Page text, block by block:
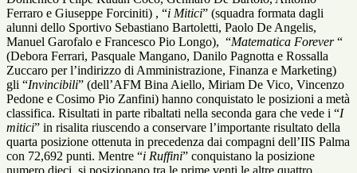
Ferraro e Giuseppe Forciniti) , “i Mitici” (squadra formata dagli
alunni dello Sportivo Sebastiano Bartoletti, Paolo De Angelis,
Manuel Garofalo e Francesco Pio Longo), “Matematica Forever“
(Debora Ferrari, Pasquale Mangano, Danilo Pagnotta e Rossalla
Zuccaro per l’indirizzo di Amministrazione, Finanza e Marketing)
gli “Invincibili” (dell’AFM Bina Aiello, Miriam De Vico, Vincenzo
Pedone e Cosimo Pio Zanfini) hanno conquistato le posizioni a metà
classifica. Risultati in parte ribaltati nella seconda gara che vede i “I
mitici” in risalita riuscendo a conservare l’importante risultato della
quarta posizione ottenuta in precedenza dai compagni dell’IIS Palma
con 72,692 punti. Mentre “i Ruffini” conquistano la posizione